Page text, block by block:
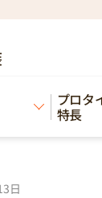
プロタ
特長
>完工いたしまし
日